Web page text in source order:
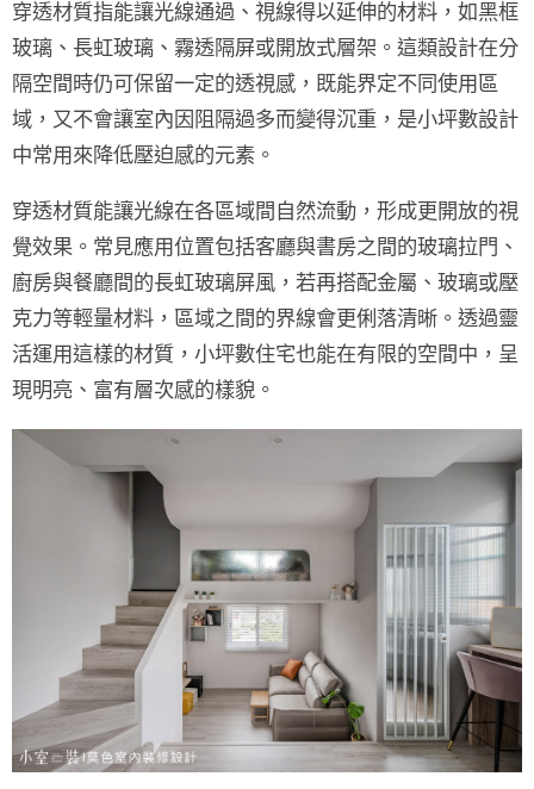
穿透材質指能讓光線通過、視線得以延伸的材料，如黑框
玻璃、長虹玻璃、霧透隔屏或開放式層架。這類設計在分
隔空間時仍可保留一定的透視感，既能界定不同使用區
域，又不會讓室內因阻隔過多而變得沉重，是小坪數設計
中常用來降低壓迫感的元素。
穿透材質能讓光線在各區域間自然流動，形成更開放的視
覺效果。常見應用位置包括客廳與書房之間的玻璃拉門、
廚房與餐廳間的長虹玻璃屏風，若再搭配金屬、玻璃或壓
克力等輕量材料，區域之間的界線會更俐落清晰。透過靈
活運用這樣的材質，小坪數住宅也能在有限的空間中，呈
現明亮、富有層次感的樣貌。